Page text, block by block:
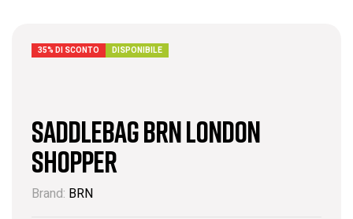
35% DI SCONTO DISPONIBILE
Saddlebag BRN London
Shopper
Brand: BRN